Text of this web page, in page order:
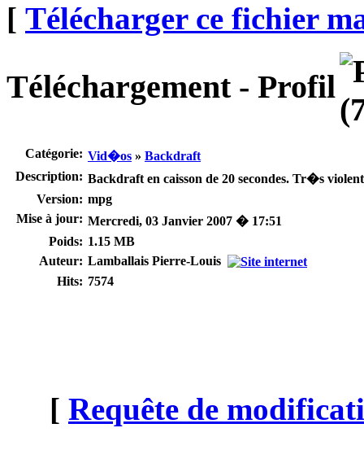
[ Télécharger ce fichier
Téléchargement - Profil
Catégorie: Vid�os » Backdraft
Description: Backdraft en caisson de 20 secondes. Tr�s
Version: mpg
Mise à jour: Mercredi, 03 Janvier 2007 � 17:51
Poids: 1.15 MB
Auteur: Lamballais Pierre-Louis
Hits: 7574
[ Requête de